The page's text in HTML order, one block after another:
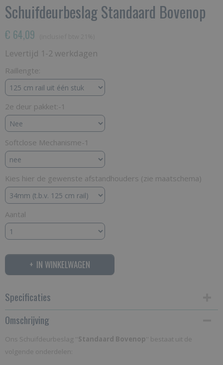
Schuifdeurbeslag Standaard Bovenop
€ 64,09
Levertijd 1-2 werkdagen
Raillengte:
2e deur pakket:-1
Softclose Mechanisme-1
Kies hier de gewenste afstandhouders (zie maatschema)
Aantal
IN WINKELWAGEN
Specificaties
Productcode
Netto gewicht
Omschrijving
Ons Schuifdeurbeslag ''Standaard Bovenop'' bestaat uit de
volgende onderdelen: